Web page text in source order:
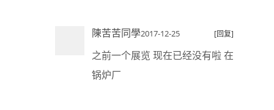
陳苦苦同學2017-12-25 [回复]
之前一个展览 现在已经没有啦 在
锅炉厂